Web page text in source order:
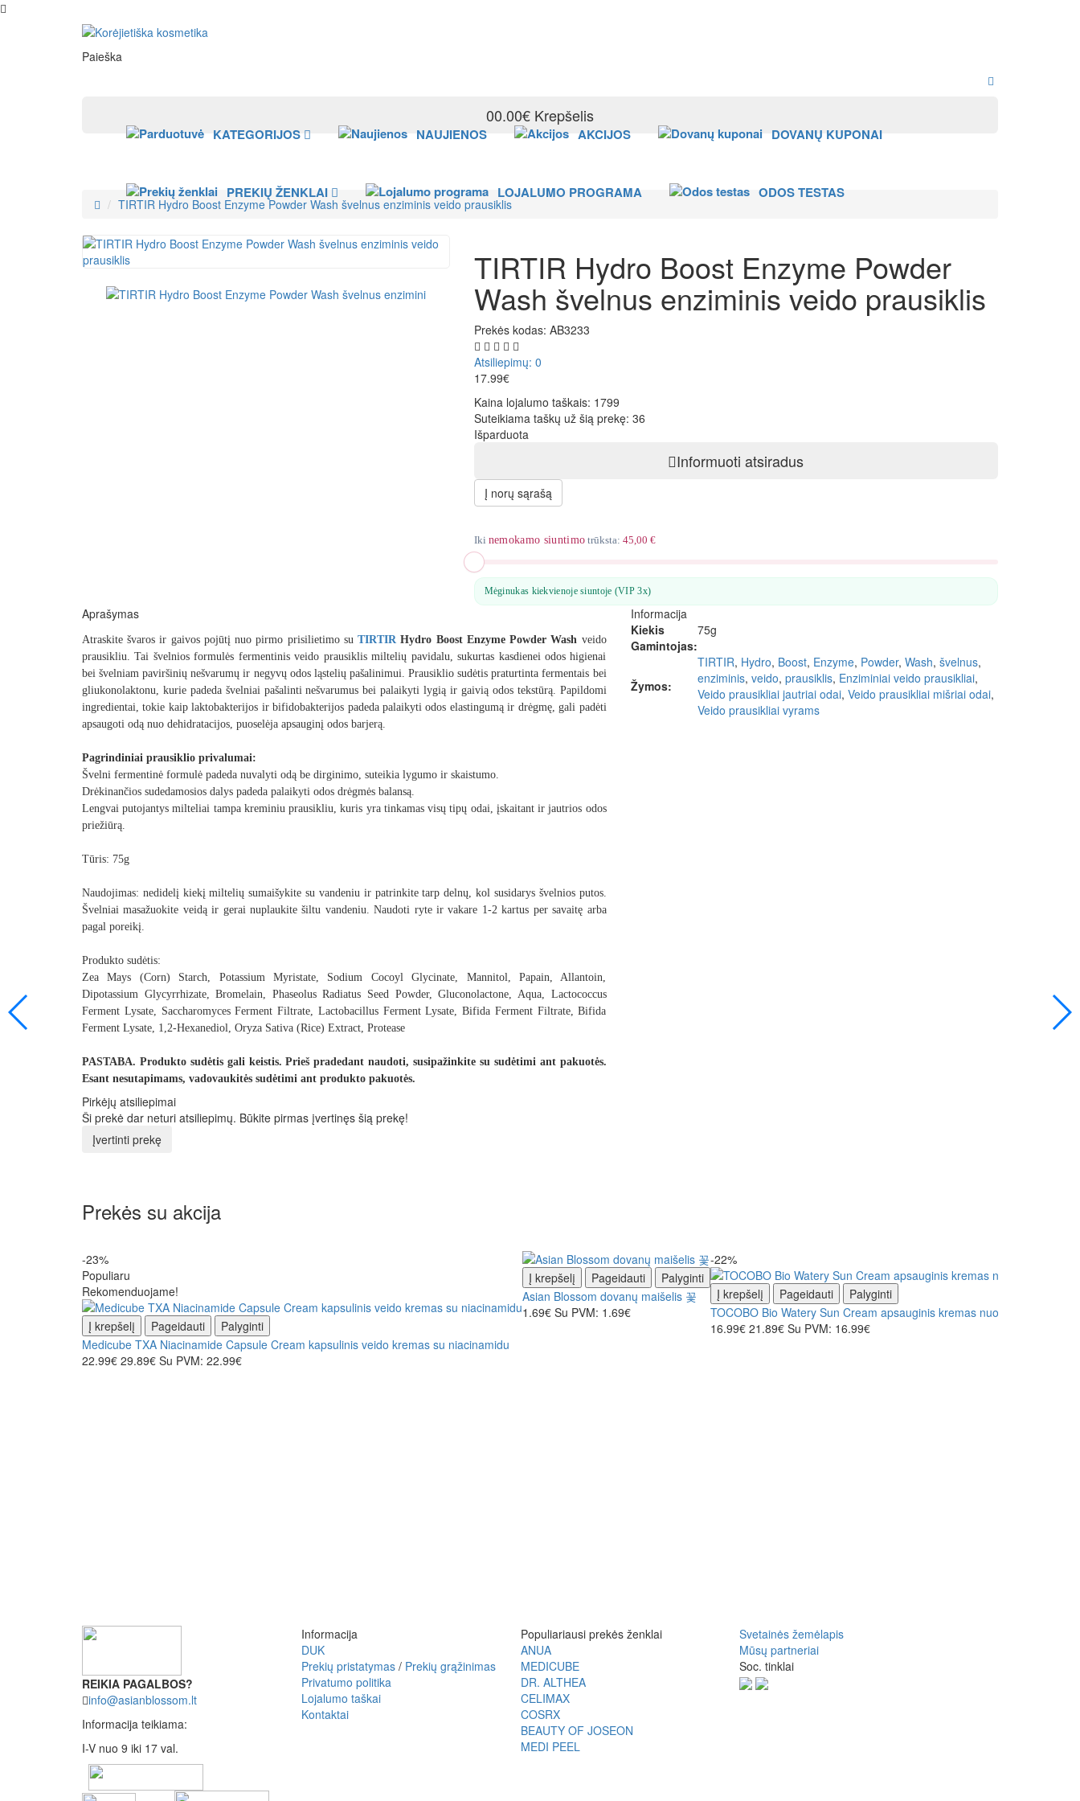
Paieška
00.00€ Krepšelis
KATEGORIJOS NAUJIENOS AKCIJOS DOVANŲ KUPONAI
PREKIŲ ŽENKLAI LOJALUMO PROGRAMA ODOS TESTAS
TIRTIR Hydro Boost Enzyme Powder Wash švelnus enziminis veido prausiklis
TIRTIR Hydro Boost Enzyme Powder
Wash švelnus enziminis veido prausiklis
Prekės kodas: AB3233
Atsiliepimų: 0
17.99€
Kaina lojalumo taškais: 1799
Suteikiama taškų už šią prekę: 36
Išparduota
Informuoti atsiradus
Į norų sąrašą
Iki nemokamo siuntimo trūksta:45,00 €
Mėginukas kiekvienoje siuntoje (VIP 3x)
Aprašymas
Atraskite švaros ir gaivos pojūtį nuo pirmo prisilietimo suTIRTIRHydro Boost Enzyme Powder Wash veido
prausikliu. Tai švelnios formulės fermentinis veido prausiklis miltelių pavidalu, sukurtas kasdienei odos higienai
bei švelniam paviršinių nešvarumų ir negyvų odos ląstelių pašalinimui. Prausiklio sudėtis praturtinta fermentais bei
gliukonolaktonu, kurie padeda švelniai pašalinti nešvarumus bei palaikyti lygią ir gaivią odos tekstūrą. Papildomi
ingredientai, tokie kaip laktobakterijos ir bifidobakterijos padeda palaikyti odos elastingumą ir drėgmę,gali padėti
apsaugoti odą nuo dehidratacijos, puoselėja apsauginį odos barjerą.
Pagrindiniai prausiklio privalumai:
Švelni fermentinė formulė padeda nuvalyti odą be dirginimo, suteikia lygumo ir skaistumo.
Drėkinančios sudedamosios dalys padeda palaikyti odos drėgmės balansą.
Lengvai putojantys milteliai tampa kreminiu prausikliu, kuris yra tinkamas visų tipų odai, įskaitant ir jautrios odos
priežiūrą.
Tūris: 75g
Naudojimas: nedidelį kiekį miltelių sumaišykite su vandeniu ir patrinkite tarp delnų, kol susidarys švelnios putos.
Švelniai masažuokite veidą ir gerai nuplaukite šiltu vandeniu. Naudoti ryte ir vakare 1-2 kartus per savaitę arba
pagal poreikį.
Produkto sudėtis:
Zea Mays (Corn) Starch, Potassium Myristate, Sodium Cocoyl Glycinate, Mannitol, Papain, Allantoin,
Dipotassium Glycyrrhizate, Bromelain, Phaseolus Radiatus Seed Powder, Gluconolactone, Aqua, Lactococcus
Ferment Lysate, Saccharomyces Ferment Filtrate, Lactobacillus Ferment Lysate, Bifida Ferment Filtrate, Bifida
Ferment Lysate, 1,2-Hexanediol, Oryza Sativa (Rice) Extract, Protease
PASTABA. Produkto sudėtis gali keistis. Prieš pradedant naudoti, susipažinkite su sudėtimi ant pakuotės.
Esant nesutapimams, vadovaukitės sudėtimi ant produkto pakuotės.
Informacija
Kiekis
75g
Gamintojas:
Žymos:
TIRTIR, Hydro, Boost, Enzyme, Powder, Wash, švelnus,
enziminis, veido, prausiklis, Enziminiai veido prausikliai,
Veido prausikliai jautriai odai, Veido prausikliai mišriai odai,
Veido prausikliai vyrams
Pirkėjų atsiliepimai
Ši prekė dar neturi atsiliepimų. Būkite pirmas įvertinęs šią prekę!
Įvertinti prekę
Prekės su akcija
-23%
Populiaru
Rekomenduojame!
Į krepšelį Pageidauti
Palyginti
Medicube TXA Niacinamide Capsule Cream kapsulinis veido kremas su niacinamidu
22.99€ 29.89€ Su PVM: 22.99€
Į krepšelį Pageidauti
Palyginti
Asian Blossom dovanų maišelis 꽃
1.69€ Su PVM: 1.69€
-22%
Į krepšelį Pageidauti
Palyginti
TOCOBO Bio Watery Sun Cream apsauginis kremas nuo saulės
16.99€ 21.89€ Su PVM: 16.99€
REIKIA PAGALBOS?
info@asianblossom.lt
Informacija teikiama:
I-V nuo 9 iki 17 val.
Informacija
DUK
Prekių pristatymas/ Prekių grąžinimas
Privatumo politika
Lojalumo taškai
Kontaktai
Populiariausi prekės ženklai
ANUA
MEDICUBE
DR. ALTHEA
CELIMAX
COSRX
BEAUTY OF JOSEON
MEDI PEEL
Svetainės žemėlapis
Mūsų partneriai
Soc. tinklai